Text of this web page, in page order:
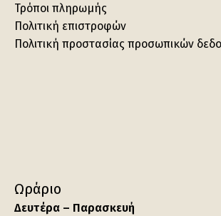
Τρόποι πληρωμής
Πολιτική επιστροφών
Πολιτική προστασίας προσωπικών
Ωράριο
Δευτέρα – Παρασκευή